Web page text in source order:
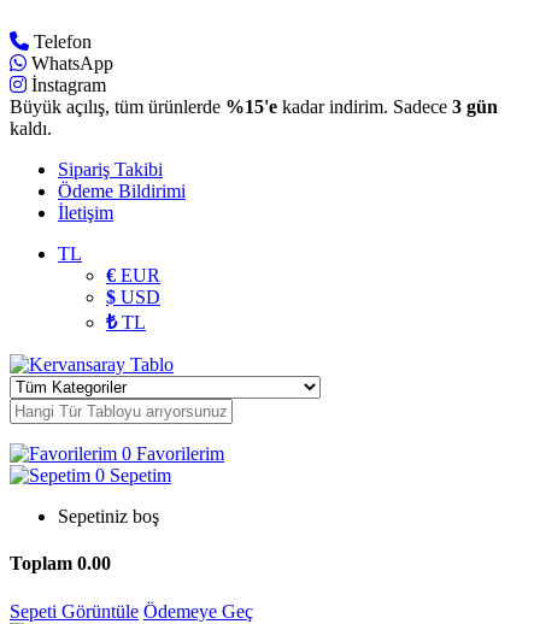
Telefon
WhatsApp
İnstagram
Büyük açılış, tüm ürünlerde %15'e kadar indirim. Sadece 3 gün
kaldı.
Sipariş Takibi
Ödeme Bildirimi
İletişim
TL
€ EUR
$ USD
₺TL
0 Favorilerim
0 Sepetim
Sepetiniz boş
Toplam 0.00
Sepeti Görüntüle Ödemeye Geç